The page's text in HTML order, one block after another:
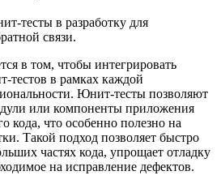
в том, чтобы интегрировать
тестов в рамках каждой
Юнит-тесты позволяют
или компоненты приложения
кода, что особенно полезно на
Такой подход позволяет быстро
частях кода, упрощает отладку
на исправление дефектов.